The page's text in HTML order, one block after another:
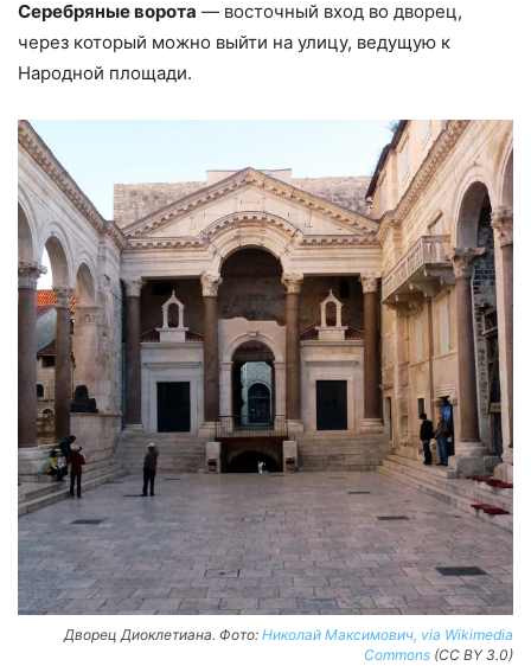
Серебряные ворота — восточный вход во дворец,
через который можно выйти на улицу, ведущую к
Народной площади.
Дворец Диоклетиана. Фото: Николай Максимович, via Wikimedia
Commons (CC BY 3.0)